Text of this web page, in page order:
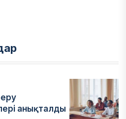
анықталды